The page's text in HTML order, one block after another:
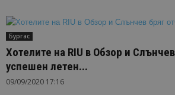
Бургас
Хотелите на RIU в Обзор и
успешен летен...
09/09/2020 17:16